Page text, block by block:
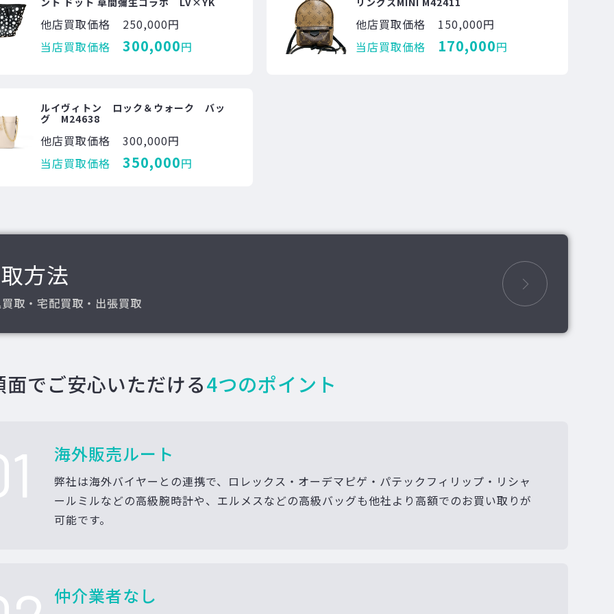
他店買取価格
250,000円
当店買取価格
300,000円
他店買取価格
150,000円
当店買取価格
170,000円
ルイヴィトン ロック＆ウォーク バッ
グ M24638
他店買取価格
300,000円
当店買取価格
350,000円
方法
取・宅配買取・出張買取
面でご安心いただける4つのポイント
海外販売ルート
弊社は海外バイヤーとの連携で、ロレックス・オーデマピゲ・パテックフィリップ・リシャ
ールミルなどの高級腕時計や、エルメスなどの高級バッグも他社より高額でのお買い取りが
可能です。
仲介業者なし